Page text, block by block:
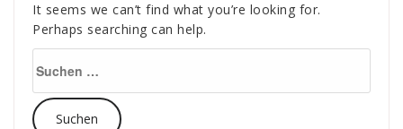
It seems we can’t find what you’re looking for.
Perhaps searching can help.
nach: